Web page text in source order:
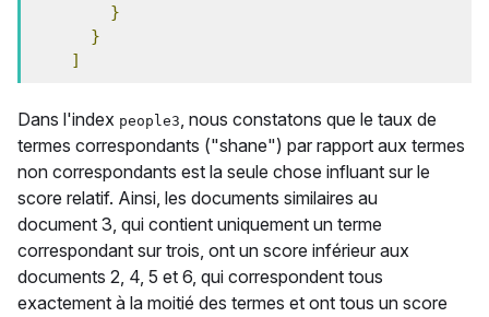
}
}
]
Dans l'index people3, nous constatons que le taux de
termes correspondants ("shane") par rapport aux termes
non correspondants est la seule chose influant sur le
score relatif. Ainsi, les documents similaires au
document 3, qui contient uniquement un terme
correspondant sur trois, ont un score inférieur aux
documents 2, 4, 5 et 6, qui correspondent tous
exactement à la moitié des termes et ont tous un score